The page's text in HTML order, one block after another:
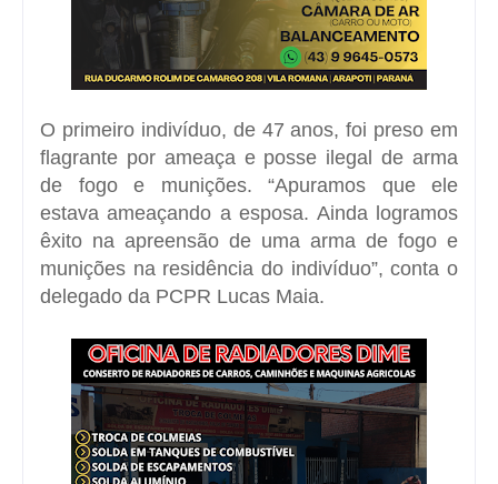
O primeiro indivíduo, de 47 anos, foi preso em
flagrante por ameaça e posse ilegal de arma
de fogo e munições. “Apuramos que ele
estava ameaçando a esposa. Ainda logramos
êxito na apreensão de uma arma de fogo e
munições na residência do indivíduo”, conta o
delegado da PCPR Lucas Maia.